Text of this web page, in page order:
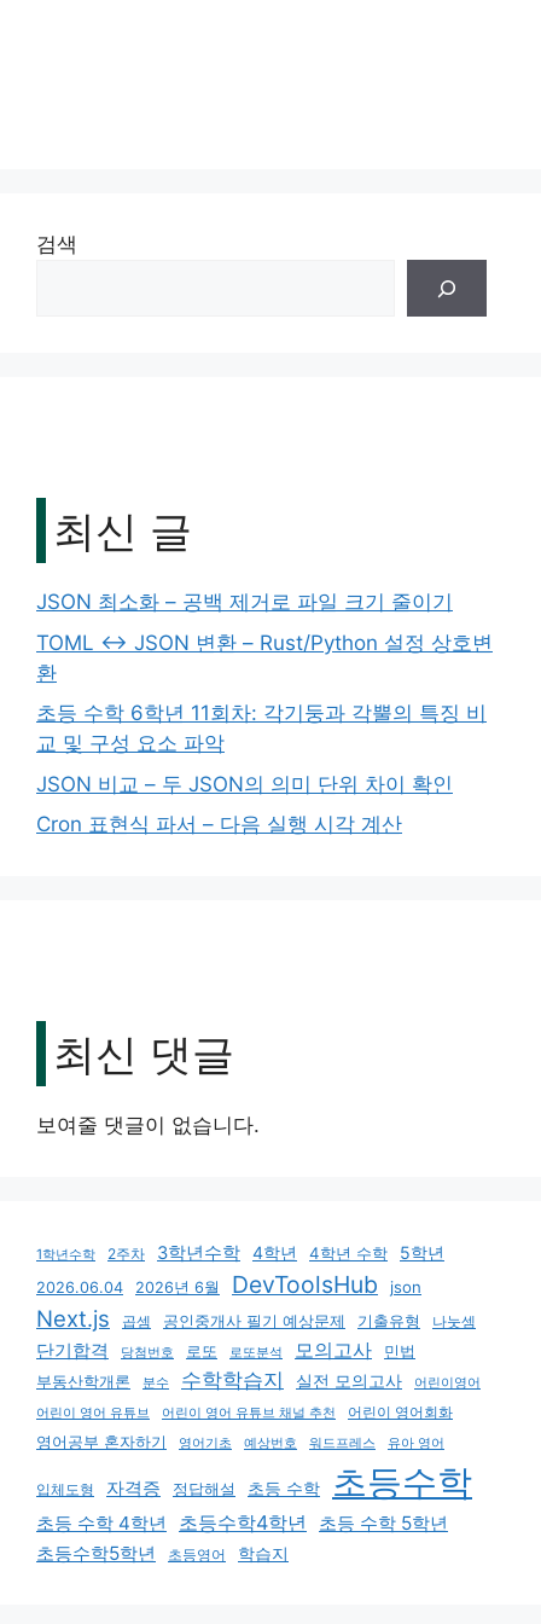
검색
최신 글
JSON 최소화 – 공백 제거로 파일 크기 줄이기
TOML ↔ JSON 변환 – Rust/Python 설정 상호변
환
초등 수학 6학년 11회차: 각기둥과 각뿔의 특징 비
교 및 구성 요소 파악
JSON 비교 – 두 JSON의 의미 단위 차이 확인
Cron 표현식 파서 – 다음 실행 시각 계산
최신 댓글
보여줄 댓글이 없습니다.
1학년수학 2주차 3학년수학 4학년 4학년 수학 5학년
2026.06.04 2026년 6월 DevToolsHub json
Next.js 곱셈 공인중개사 필기 예상문제 기출유형 나눗셈
단기합격 당첨번호 로또 로또분석 모의고사
민법
부동산학개론
분수 수학학습지 실전 모의고사
어린이영어
어린이 영어 유튜브
어린이 영어 유튜브 채널 추천
어린이 영어회화
영어공부 혼자하기
영어기초 예상번호 워드프레스 유아 영어
입체도형 자격증 정답해설 초등 수학 초등수학
초등 수학 4학년 초등수학4학년
초등 수학 5학년
초등수학5학년
초등영어 학습지